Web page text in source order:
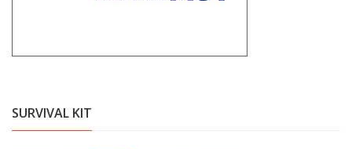
SURVIVAL KIT